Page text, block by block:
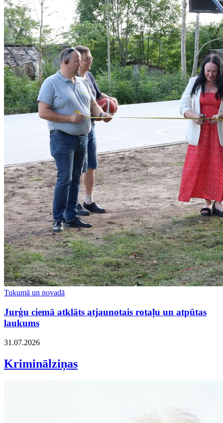
Tukumā un novadā
Jurģu ciemā atklāts atjaunotais rotaļu un atpūtas
laukums
31.07.2026
Kriminālziņas